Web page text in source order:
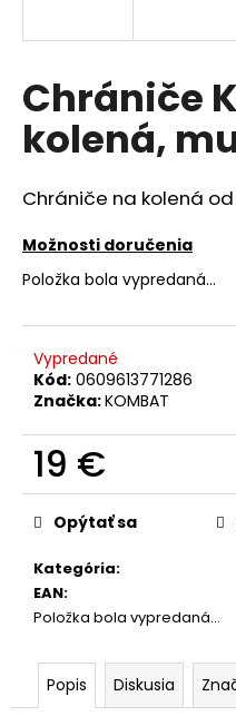
Chrániče
kolená,
Chrániče na kolená
Možnosti doručenia
Položka bola vypredaná…
Vypredané
Kód: 0609613771286
Značka:KOMBAT
19 €
Jednotková
cena:
Kategória:
EAN:
Položka bola vypredaná…
Opýtať sa
Popis Diskusia
s
ť
?
O
d
p
o
č
a
e